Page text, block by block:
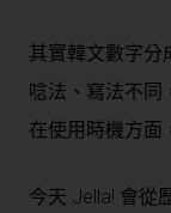
其實韓文數字分
唸法、寫法不同
在使用時機方面
今天 Jella! 會從